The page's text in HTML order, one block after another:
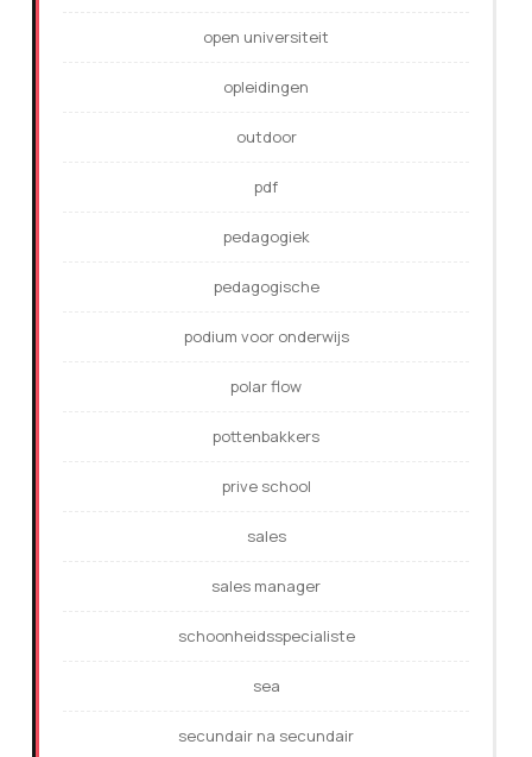
open universiteit
opleidingen
outdoor
pdf
pedagogiek
pedagogische
podium voor onderwijs
polar flow
pottenbakkers
prive school
sales
sales manager
schoonheidsspecialiste
sea
secundair na secundair